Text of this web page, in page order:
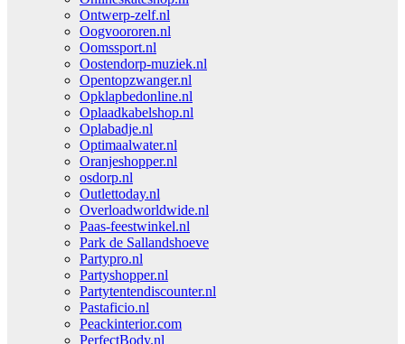
Ontwerp-zelf.nl
Oogvoororen.nl
Oomssport.nl
Oostendorp-muziek.nl
Opentopzwanger.nl
Opklapbedonline.nl
Oplaadkabelshop.nl
Oplabadje.nl
Optimaalwater.nl
Oranjeshopper.nl
osdorp.nl
Outlettoday.nl
Overloadworldwide.nl
Paas-feestwinkel.nl
Park de Sallandshoeve
Partypro.nl
Partyshopper.nl
Partytentendiscounter.nl
Pastaficio.nl
Peackinterior.com
PerfectBody.nl